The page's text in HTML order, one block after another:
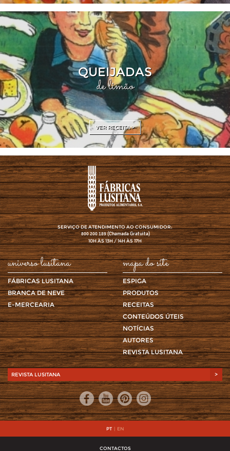
QUEIJADAS
de limão
VER RECEITA >
SERVIÇO DE ATENDIMENTO AO CONSUMIDOR:
800 200 189(Chamada Gratuita)
10H ÀS 13H / 14H ÀS 17H
universo lusitana
FÁBRICAS LUSITANA
BRANCA DE NEVE
E-MERCEARIA
mapa do site
ESPIGA
PRODUTOS
RECEITAS
CONTEÚDOS ÚTEIS
NOTÍCIAS
AUTORES
REVISTA LUSITANA
REVISTA LUSITANA >
PT | EN
CONTACTOS